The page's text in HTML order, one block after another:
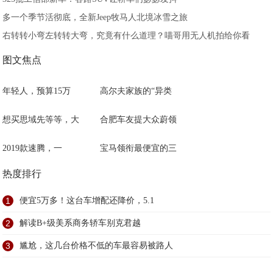
多一个季节活彻底，全新Jeep牧马人北境冰雪之旅
右转转小弯左转转大弯，究竟有什么道理？喵哥用无人机拍给你看
图文焦点
年轻人，预算15万 高尔夫家族的“异类
想买思域先等等，大 合肥车友提大众蔚领
2019款速腾，一 宝马领衔最便宜的三
热度排行
1 便宜5万多！这台车增配还降价，5.1
2 解读B+级美系商务轿车别克君越
3 尴尬，这几台价格不低的车最容易被路人